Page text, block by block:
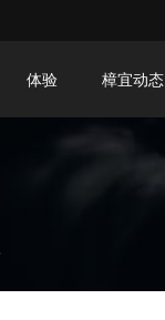
体验 樟宜动态